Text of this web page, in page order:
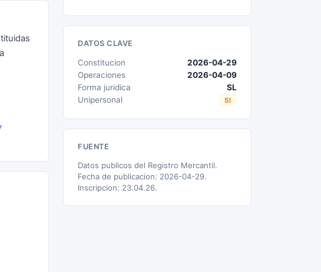
DATOS CLAVE
Constitucion
2026-04-29
Operaciones
2026-04-09
Forma juridica
SL
Unipersonal
SI
FUENTE
Datos publicos del Registro Mercantil.
Fecha de publicacion: 2026-04-29.
Inscripcion: 23.04.26.